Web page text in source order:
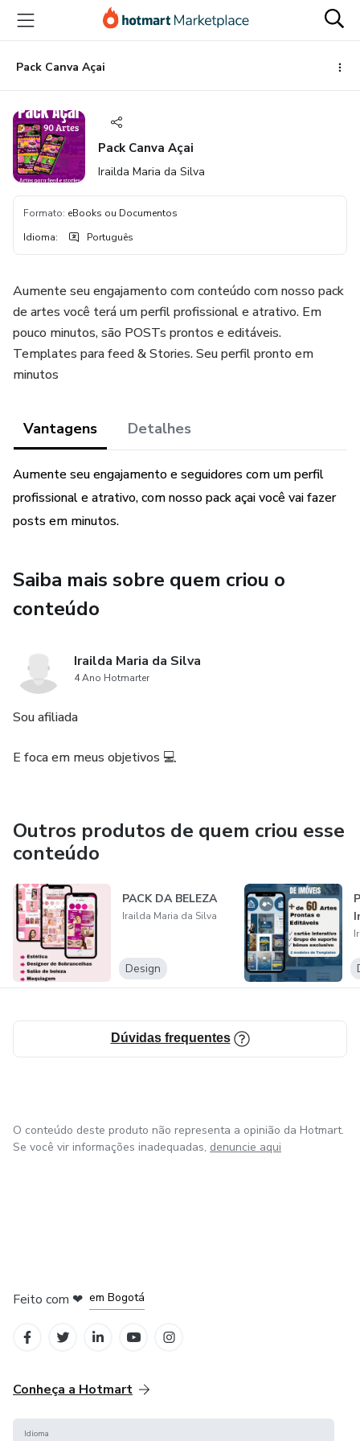
para
conteúdo
principal
para
pagamento
para
rodapé
Pack Canva Açai
Pack Canva Açai
Irailda Maria da Silva
Formato: eBooks ou Documentos
Idioma: Português
Aumente seu engajamento com conteúdo com nosso pack
de artes você terá um perfil profissional e atrativo. Em
pouco minutos, são POSTs prontos e editáveis.
Templates para feed & Stories. Seu perfil pronto em
minutos
Vantagens Detalhes
Aumente seu engajamento e seguidores com um perfil
profissional e atrativo, com nosso pack açai você vai fazer
posts em minutos.
Saiba mais sobre quem criou o
conteúdo
Irailda Maria da Silva
4 Ano Hotmarter
Sou afiliada
E foca em meus objetivos 💻
Outros produtos de quem criou esse
conteúdo
PACK DA BELEZA
Irailda Maria da Silva
Design
Dúvidas frequentes
O conteúdo deste produto não representa a opinião da Hotmart.
Se você vir informações inadequadas, denuncie aqui
Feito com ❤ em Bogotá
Conheça a Hotmart
Idioma